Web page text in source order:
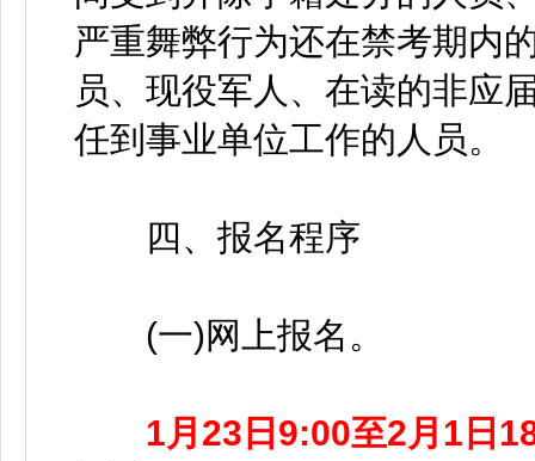
严重舞弊行为还在禁考期内
员、现役军人、在读的非应
任到事业单位工作的人员。
四、报名程序
(一)网上报名。
1月23日9:00至2月1日